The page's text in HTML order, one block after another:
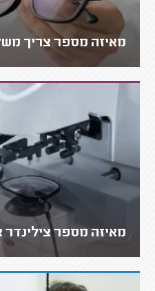
מאיזה מספר צריך
מאיזה מספר